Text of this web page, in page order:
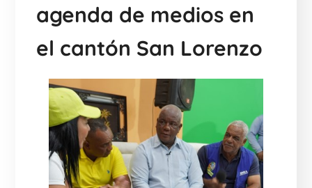
agenda de medios en
el cantón San Lorenzo